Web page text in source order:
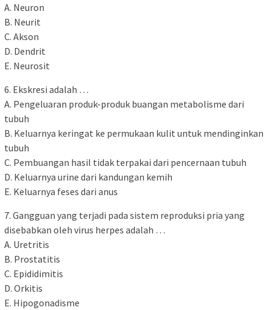
A. Neuron
B. Neurit
C. Akson
D. Dendrit
E. Neurosit
6. Ekskresi adalah …
A. Pengeluaran produk-produk buangan metabolisme dari
tubuh
B. Keluarnya keringat ke permukaan kulit untuk mendinginkan
tubuh
C. Pembuangan hasil tidak terpakai dari pencernaan tubuh
D. Keluarnya urine dari kandungan kemih
E. Keluarnya feses dari anus
7. Gangguan yang terjadi pada sistem reproduksi pria yang
disebabkan oleh virus herpes adalah …
A. Uretritis
B. Prostatitis
C. Epididimitis
D. Orkitis
E. Hipogonadisme